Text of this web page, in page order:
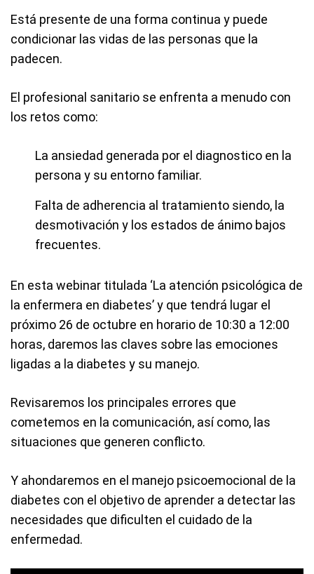
Está presente de una forma continua y puede
condicionar las vidas de las personas que la
padecen.
El profesional sanitario se enfrenta a menudo con
los retos como:
La ansiedad generada por el diagnostico en la
persona y su entorno familiar.
Falta de adherencia al tratamiento siendo, la
desmotivación y los estados de ánimo bajos
frecuentes.
En esta webinar titulada ‘La atención psicológica de
la enfermera en diabetes’ y que tendrá lugar el
próximo 26 de octubre en horario de 10:30 a 12:00
horas, daremos las claves sobre las emociones
ligadas a la diabetes y su manejo.
Revisaremos los principales errores que
cometemos en la comunicación, así como, las
situaciones que generen conflicto.
Y ahondaremos en el manejo psicoemocional de la
diabetes con el objetivo de aprender a detectar las
necesidades que dificulten el cuidado de la
enfermedad.